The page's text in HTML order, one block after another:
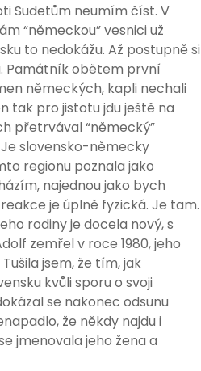
Sudetům neumím číst. V
“německou” vesnici už
to nedokážu. Až postupně si
Památník obětem první
německých, kapli nechali
tak pro jistotu jdu ještě na
přetrvával “německý”
slovensko-německy
regionu poznala jako
najednou jako bych
je úplně fyzická. Je tam.
rodiny je docela nový, s
zemřel v roce 1980, jeho
jsem, že tím, jak
kvůli sporu o svoji
se nakonec odsunu
že někdy najdu i
jmenovala jeho žena a